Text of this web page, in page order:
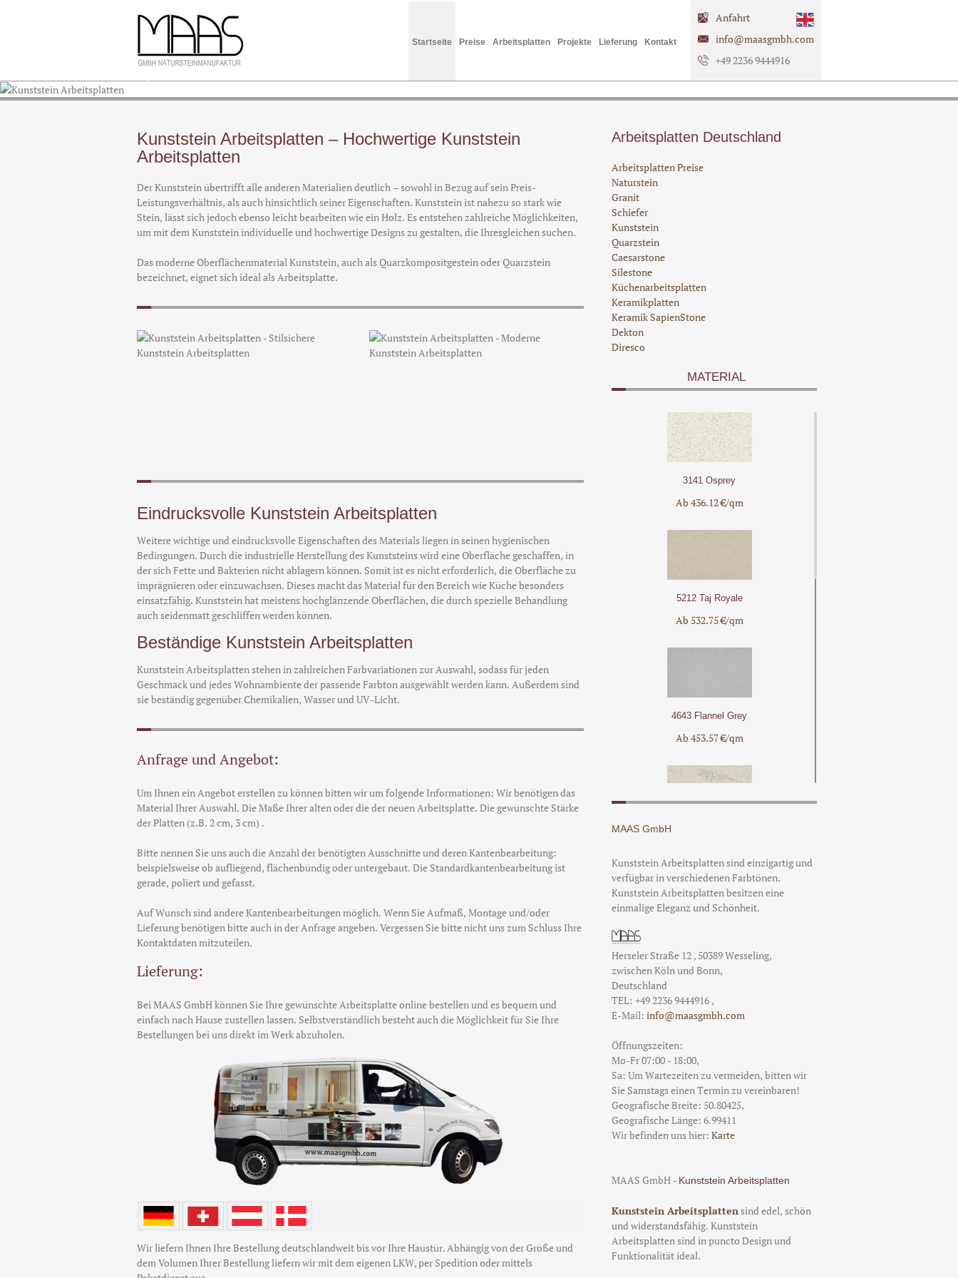
Startseite Preise Arbeitsplatten Projekte Lieferung Kontakt
Anfahrt
info@maasgmbh.com
+49 2236 9444916
Kunststein Arbeitsplatten
Kunststein Arbeitsplatten – Hochwertige Kunststein
Arbeitsplatten
Der Kunststein übertrifft alle anderen Materialien deutlich – sowohl in Bezug auf sein Preis-
Leistungsverhältnis, als auch hinsichtlich seiner Eigenschaften. Kunststein ist nahezu so stark wie
Stein, lässt sich jedoch ebenso leicht bearbeiten wie ein Holz. Es entstehen zahlreiche Möglichkeiten,
um mit dem Kunststein individuelle und hochwertige Designs zu gestalten, die Ihresgleichen suchen.
Das moderne Oberflächenmaterial Kunststein, auch als Quarzkompositgestein oder Quarzstein
bezeichnet, eignet sich ideal als Arbeitsplatte.
Eindrucksvolle Kunststein Arbeitsplatten
Weitere wichtige und eindrucksvolle Eigenschaften des Materials liegen in seinen hygienischen
Bedingungen. Durch die industrielle Herstellung des Kunststeins wird eine Oberfläche geschaffen, in
der sich Fette und Bakterien nicht ablagern können. Somit ist es nicht erforderlich, die Oberfläche zu
imprägnieren oder einzuwachsen. Dieses macht das Material für den Bereich wie Küche besonders
einsatzfähig. Kunststein hat meistens hochglänzende Oberflächen, die durch spezielle Behandlung
auch seidenmatt geschliffen werden können.
Beständige Kunststein Arbeitsplatten
Kunststein Arbeitsplatten stehen in zahlreichen Farbvariationen zur Auswahl, sodass für jeden
Geschmack und jedes Wohnambiente der passende Farbton ausgewählt werden kann. Außerdem sind
sie beständig gegenüber Chemikalien, Wasser und UV-Licht.
Anfrage und Angebot:
Um Ihnen ein Angebot erstellen zu können bitten wir um folgende Informationen: Wir benötigen das
Material Ihrer Auswahl. Die Maße Ihrer alten oder die der neuen Arbeitsplatte. Die gewünschte Stärke
der Platten (z.B. 2 cm, 3 cm) .
Bitte nennen Sie uns auch die Anzahl der benötigten Ausschnitte und deren Kantenbearbeitung:
beispielsweise ob aufliegend, flächenbündig oder untergebaut. Die Standardkantenbearbeitung ist
gerade, poliert und gefasst.
Auf Wunsch sind andere Kantenbearbeitungen möglich. Wenn Sie Aufmaß, Montage und/oder
Lieferung benötigen bitte auch in der Anfrage angeben. Vergessen Sie bitte nicht uns zum Schluss Ihre
Kontaktdaten mitzuteilen.
Lieferung:
Bei MAAS GmbH können Sie Ihre gewünschte Arbeitsplatte online bestellen und es bequem und
einfach nach Hause zustellen lassen. Selbstverständlich besteht auch die Möglichkeit für Sie Ihre
Bestellungen bei uns direkt im Werk abzuholen.
Wir liefern Ihnen Ihre Bestellung deutschlandweit bis vor Ihre Haustür. Abhängig von der Größe und
dem Volumen Ihrer Bestellung liefern wir mit dem eigenen LKW, per Spedition oder mittels
Arbeitsplatten Deutschland
Arbeitsplatten Preise
Naturstein
Granit
Schiefer
Kunststein
Quarzstein
Caesarstone
Silestone
Küchenarbeitsplatten
Keramikplatten
Keramik SapienStone
Dekton
Diresco
MATERIAL
3141 Osprey
Ab 436.12 €/qm
5212 Taj Royale
Ab 532.75 €/qm
4643 Flannel Grey
Ab 453.57 €/qm
Ab 614.71 €/qm
4130 Clamshell
Ab 504.96 €/qm
4001 Fresh Concrete
Ab 488.93 €/qm
1006 Agger Grey
Preis auf Anfrage!
MAAS GmbH
Kunststein Arbeitsplatten sind einzigartig und
verfügbar in verschiedenen Farbtönen.
Kunststein Arbeitsplatten besitzen eine
einmalige Eleganz und Schönheit.
Herseler Straße 12 , 50389Wesseling,
zwischenKöln und Bonn,
Deutschland
TEL: +49 2236 9444916 ,
E-Mail: info@maasgmbh.com
Öffnungszeiten:
Mo-Fr 07:00 - 18:00,
Sa: Um Wartezeiten zu vermeiden, bitten wir
Sie Samstags einen Termin zu vereinbaren!
Geografische Breite: 50.80425,
Geografische Länge: 6.99411
Wir befinden uns hier: Karte
MAAS GmbH- Kunststein Arbeitsplatten
Kunststein Arbeitsplattensind edel, schön
und widerstandsfähig. Kunststein
Arbeitsplatten sind in puncto Design und
Funktionalität ideal.